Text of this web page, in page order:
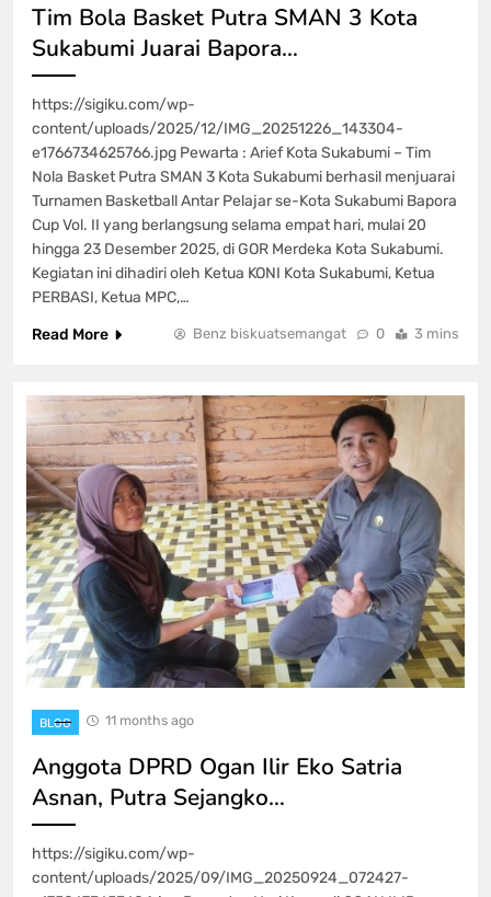
Tim Bola Basket Putra SMAN 3 Kota
Sukabumi Juarai Bapora…
https://sigiku.com/wp-
content/uploads/2025/12/IMG_20251226_143304-
e1766734625766.jpg Pewarta : Arief Kota Sukabumi – Tim
Nola Basket Putra SMAN 3 Kota Sukabumi berhasil menjuarai
Turnamen Basketball Antar Pelajar se-Kota Sukabumi Bapora
Cup Vol. II yang berlangsung selama empat hari, mulai 20
hingga 23 Desember 2025, di GOR Merdeka Kota Sukabumi.
Kegiatan ini dihadiri oleh Ketua KONI Kota Sukabumi, Ketua
PERBASI, Ketua MPC,…
Read More
Benz biskuatsemangat 0 3 mins
BLOG 11 months ago
Anggota DPRD Ogan Ilir Eko Satria
Asnan, Putra Sejangko…
https://sigiku.com/wp-
content/uploads/2025/09/IMG_20250924_072427-